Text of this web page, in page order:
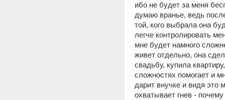
ибо не будет за меня
думаю вранье, ведь
той, кого выбрала она
легче контролировать
мне будет намного
живет отдельно, она
свадьбу, купила
сложностях помогает и
дарит внучке и видя это
охватывает гнев -